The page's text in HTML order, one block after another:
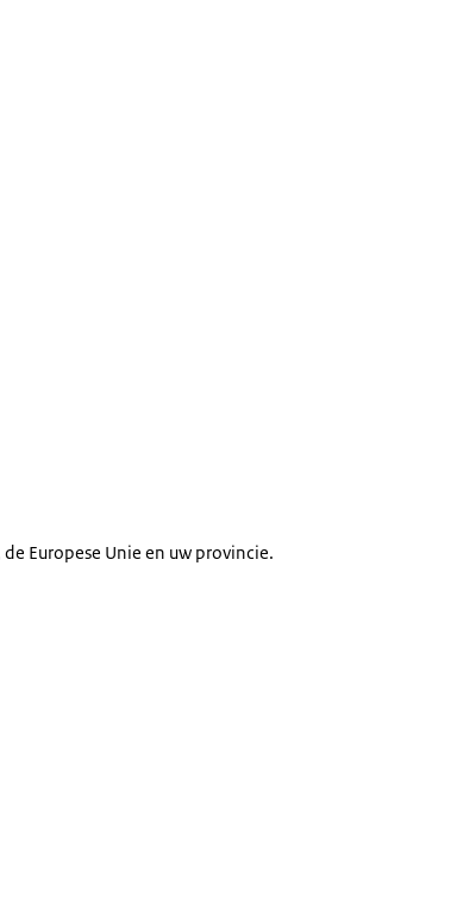
Europese Unie en uw provincie.